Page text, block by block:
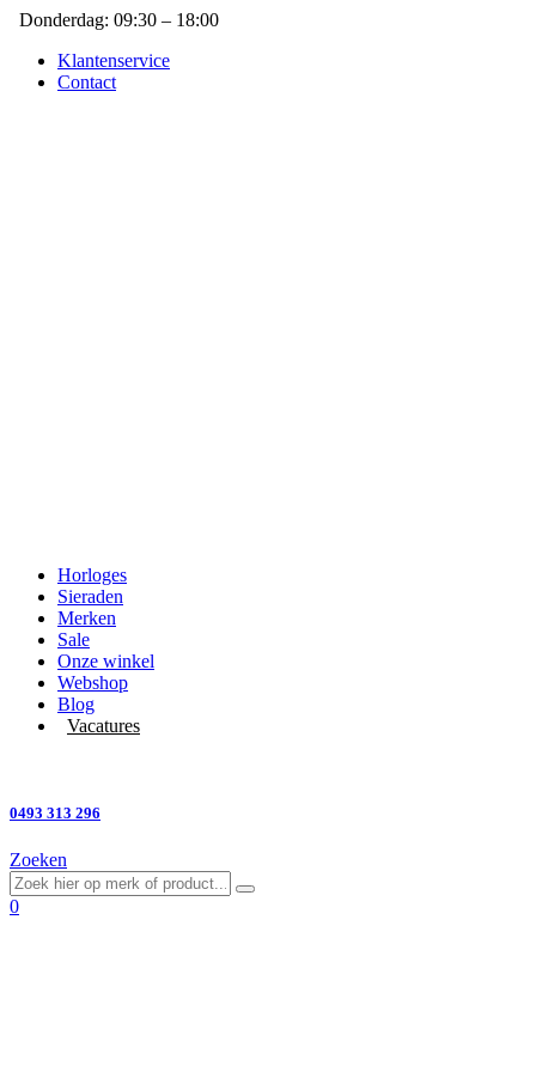
Donderdag: 09:30 – 18:00
Klantenservice
Contact
Horloges
Sieraden
Merken
Sale
Onze winkel
Webshop
Blog
Vacatures
0493 313 296
Zoeken
0